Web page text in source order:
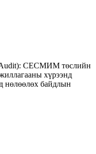
Audit): СЕСМИМ төслийн
хүрээнд
нөлөөлөх байдлын